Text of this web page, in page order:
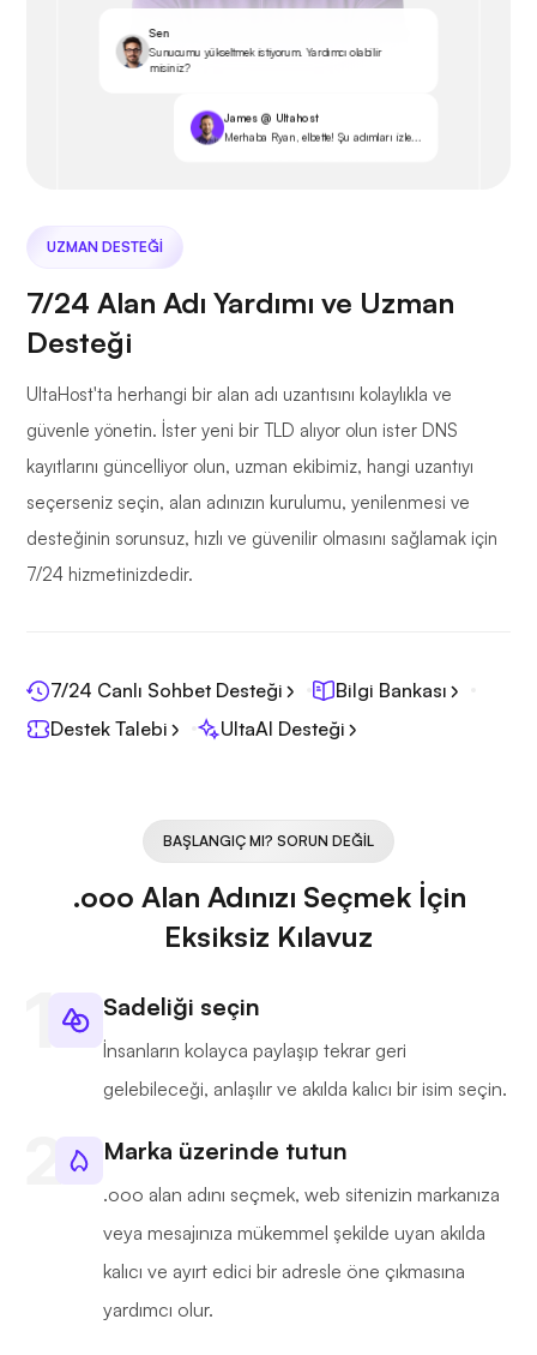
Sen
Sunucumu yükseltmek istiyorum. Yardımcı olabilir
misiniz?
James @ Ultahost
Merhaba Ryan, elbette! Şu adımları izle...
UZMAN DESTEĞI
7/24 Alan Adı Yardımı ve Uzman
Desteği
UltaHost'ta herhangi bir alan adı uzantısını kolaylıkla ve
güvenle yönetin. İster yeni bir TLD alıyor olun ister DNS
kayıtlarını güncelliyor olun, uzman ekibimiz, hangi uzantıyı
seçerseniz seçin, alan adınızın kurulumu, yenilenmesi ve
desteğinin sorunsuz, hızlı ve güvenilir olmasını sağlamak için
7/24 hizmetinizdedir.
7/24 Canlı Sohbet Desteği
Bilgi Bankası
Destek Talebi
UltaAI Desteği
BAŞLANGIÇ MI? SORUN DEĞIL
.ooo Alan Adınızı Seçmek İçin
Eksiksiz Kılavuz
Sadeliği seçin
İnsanların kolayca paylaşıp tekrar geri
gelebileceği, anlaşılır ve akılda kalıcı bir isim seçin.
Marka üzerinde tutun
.ooo alan adını seçmek, web sitenizin markanıza
veya mesajınıza mükemmel şekilde uyan akılda
kalıcı ve ayırt edici bir adresle öne çıkmasına
yardımcı olur.